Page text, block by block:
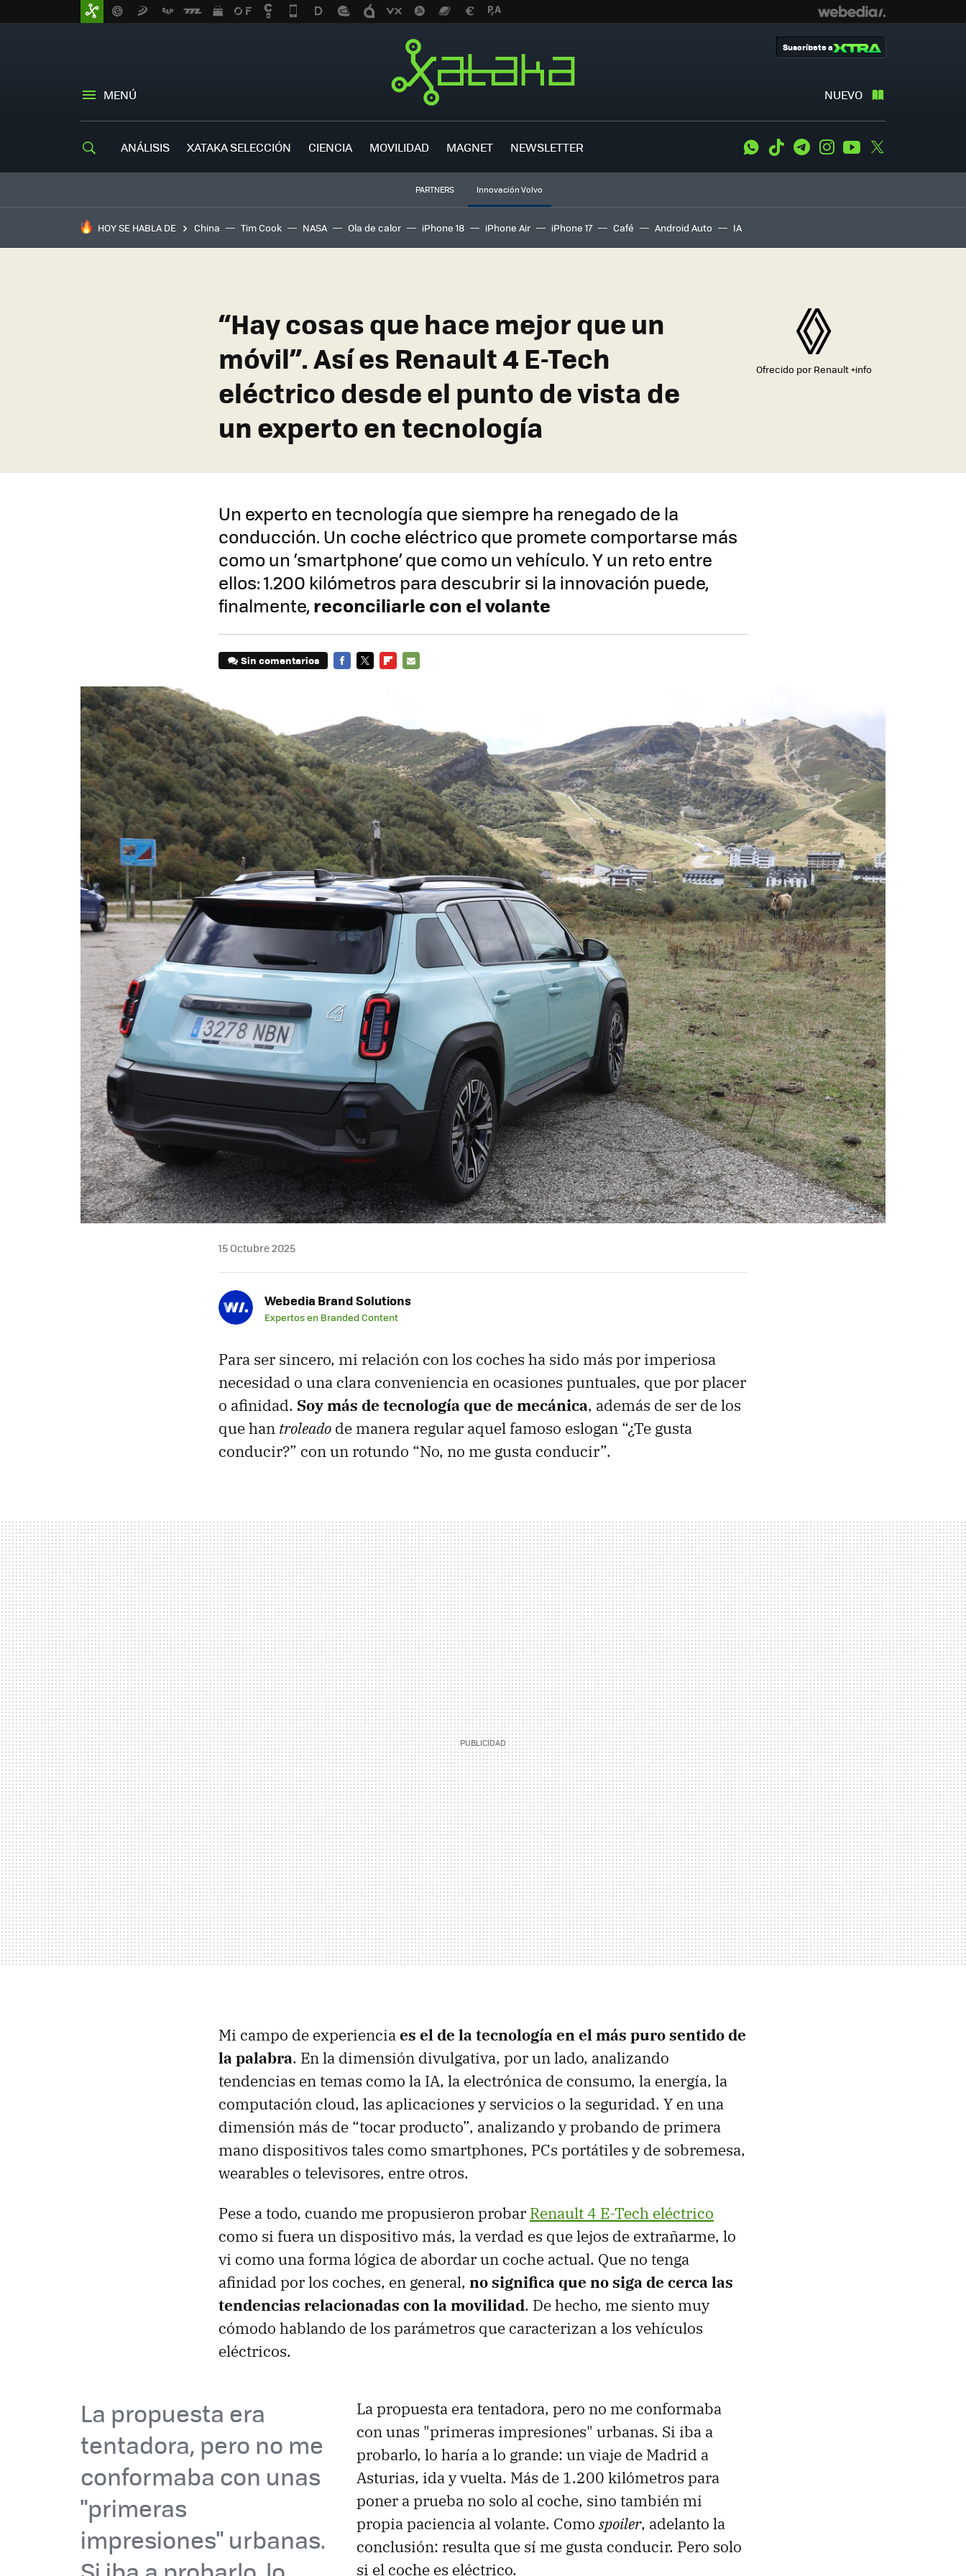
MENÚ NUEVO
Suscríbete a
ANÁLISIS XATAKA SELECCIÓN CIENCIA MOVILIDAD MAGNET NEWSLETTER WhatsApp
Tiktok TelegramInstagramYoutube
PARTNERS Innovación Volvo
HOY SE HABLA DE China Tim Cook NASA Ola de calor iPhone 18 iPhone Air iPhone 17 Café Android Auto IA
Ofrecido por Renault+info
“Hay cosas que hace mejor que un
móvil”. Así es Renault 4 E-Tech
eléctrico desde el punto de vista de
un experto en tecnología
Un experto en tecnología que siempre ha renegado de la
conducción. Un coche eléctrico que promete comportarse más
como un ‘smartphone’ que como un vehículo. Y un reto entre
ellos: 1.200 kilómetros para descubrir si la innovación puede,
finalmente, reconciliarle con el volante
Sin comentarios
15 Octubre 2025
Webedia Brand Solutions
Expertos en Branded Content
Para ser sincero, mi relación con los coches ha sido más por imperiosa
necesidad o una clara conveniencia en ocasiones puntuales, que por placer
o afinidad. Soy más de tecnología que de mecánica, además de ser de los
que han troleado de manera regular aquel famoso eslogan “¿Te gusta
conducir?” con un rotundo “No, no me gusta conducir”.
Mi campo de experienciaes el de la tecnología en el más puro sentido de
la palabra. En la dimensión divulgativa, por un lado, analizando
tendencias en temas como la IA, la electrónica de consumo, la energía, la
computación cloud, las aplicaciones y servicios o la seguridad. Y en una
dimensión más de “tocar producto”, analizando y probando de primera
mano dispositivos tales como smartphones, PCs portátiles y de sobremesa,
wearables o televisores, entre otros.
Pese a todo, cuando me propusieron probar Renault 4 E-Tech eléctrico
como si fuera un dispositivo más, la verdad es que lejos de extrañarme, lo
vi como una forma lógica de abordar un coche actual. Que no tenga
afinidad por los coches, en general, no significa que no siga de cerca las
tendencias relacionadas con la movilidad. De hecho, me siento muy
cómodo hablando de los parámetros que caracterizan a los vehículos
eléctricos.
La propuesta era
tentadora, pero no me
conformaba con unas
"primeras
impresiones" urbanas.
La propuesta era tentadora, pero no me conformaba
con unas "primeras impresiones" urbanas. Si iba a
probarlo, lo haría a lo grande: un viaje de Madrid a
Asturias, ida y vuelta. Más de 1.200 kilómetros para
poner a prueba no solo al coche, sino también mi
propia paciencia al volante. Como spoiler, adelanto la
conclusión: resulta que sí me gusta conducir. Pero solo
si el coche es eléctrico.